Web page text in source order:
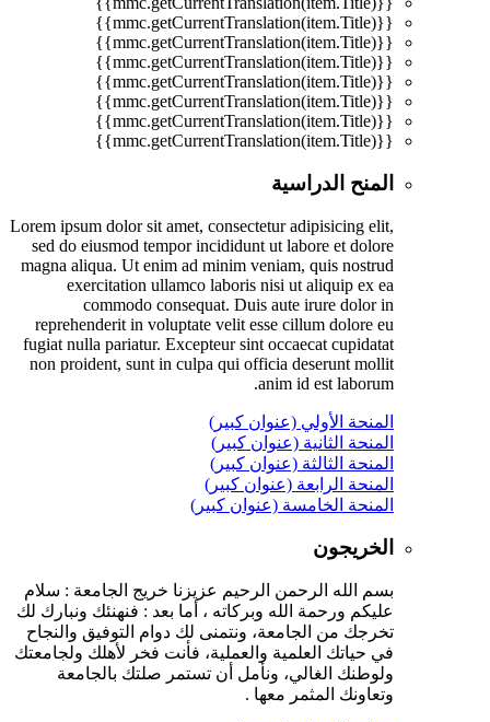
{{mmc.getCurrentTranslation(item.Title)}}
{{mmc.getCurrentTranslation(item.Title)}}
{{mmc.getCurrentTranslation(item.Title)}}
{{mmc.getCurrentTranslation(item.Title)}}
{{mmc.getCurrentTranslation(item.Title)}}
{{mmc.getCurrentTranslation(item.Title)}}
{{mmc.getCurrentTranslation(item.Title)}}
المنح الدراسية
Lorem ipsum dolor sit amet, consectetur adipisicing elit,
sed do eiusmod tempor incididunt ut labore et dolore
magna aliqua. Ut enim ad minim veniam, quis nostrud
exercitation ullamco laboris nisi ut aliquip ex ea
commodo consequat. Duis aute irure dolor in
reprehenderit in voluptate velit esse cillum dolore eu
fugiat nulla pariatur. Excepteur sint occaecat cupidatat
non proident, sunt in culpa qui officia deserunt mollit
anim id est laborum.
المنحة الأولي (عنوان كبير)
المنحة الثانية (عنوان كبير)
المنحة الثالثة (عنوان كبير)
المنحة الرابعة (عنوان كبير)
المنحة الخامسة (عنوان كبير)
الخريجون
بسم الله الرحمن الرحيم عزيزنا خريج الجامعة : سلام
عليكم ورحمة الله وبركاته ، أما بعد : فنهنئك ونبارك لك
تخرجك من الجامعة، ونتمنى لك دوام التوفيق والنجاح
في حياتك العلمية والعملية، فأنت فخر لأهلك ولجامعتك
ولوطنك الغالي، ونأمل أن تستمر صلتك بالجامعة
وتعاونك المثمر معها .